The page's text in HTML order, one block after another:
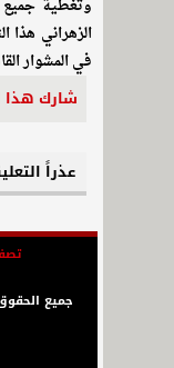
وتغطية
الزهراني هذا
في المشوار
شارك هذا
عذراً
جميع